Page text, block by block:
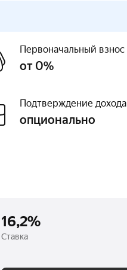
Первоначальный взнос
от 0%
Подтверждение дохода
опционально
16,2%
Ставка